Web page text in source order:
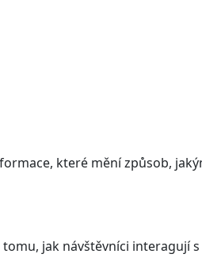
které mění způsob,
jak návštěvníci interagují